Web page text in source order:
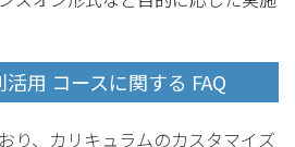
用 コースに関する FAQ
り、カリキュラムのカスタマイズ